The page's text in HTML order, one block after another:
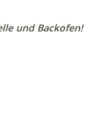
und Backofen!